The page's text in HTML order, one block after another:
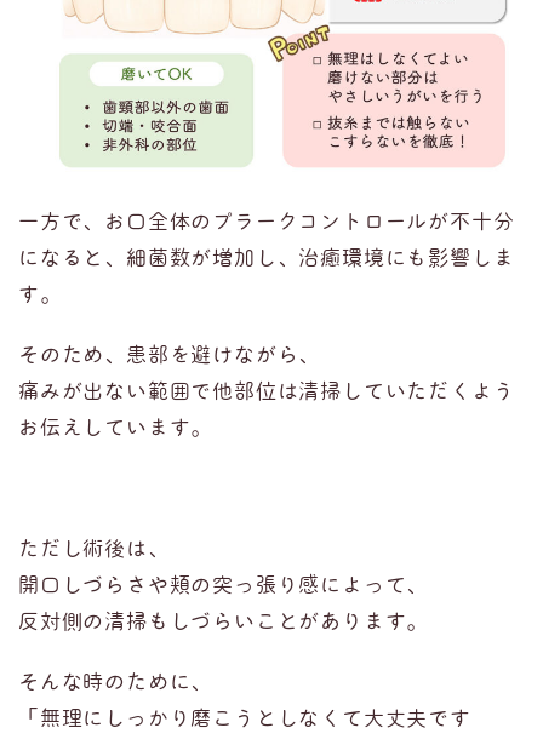
一方で、お口全体のプラークコントロールが不十分
になると、細菌数が増加し、治癒環境にも影響しま
す。
そのため、患部を避けながら、
痛みが出ない範囲で他部位は清掃していただくよう
お伝えしています。
ただし術後は、
開口しづらさや頬の突っ張り感によって、
反対側の清掃もしづらいことがあります。
そんな時のために、
「無理にしっかり磨こうとしなくて大丈夫です